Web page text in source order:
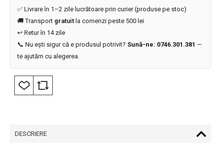
✅ Livrare în 1–2 zile lucrătoare prin curier (produse pe stoc)
🚚 Transport gratuit la comenzi peste 500 lei
↩️ Retur în 14 zile
📞 Nu ești sigur că e produsul potrivit? Sună-ne: 0746.301.381 —
te ajutăm cu alegerea.
DESCRIERE